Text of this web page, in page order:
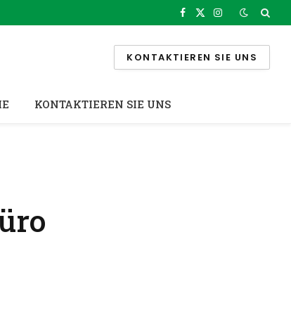
Facebook
X
Instagram
KONTAKTIEREN SIE UNS
KONTAKTIEREN SIE UNS